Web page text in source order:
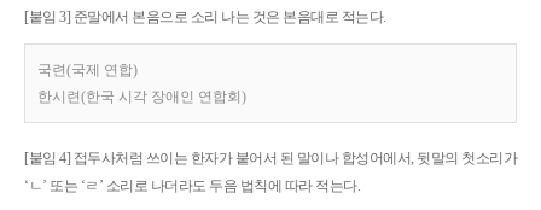
[붙임 3] 준말에서 본음으로 소리 나는 것은 본음대로 적는다.
국련(국제 연합)
한시련(한국 시각 장애인 연합회)
[붙임 4] 접두사처럼 쓰이는 한자가 붙어서 된 말이나 합성어에서, 뒷말의 첫소리가
‘ㄴ’ 또는 ‘ㄹ’ 소리로 나더라도 두음 법칙에 따라 적는다.